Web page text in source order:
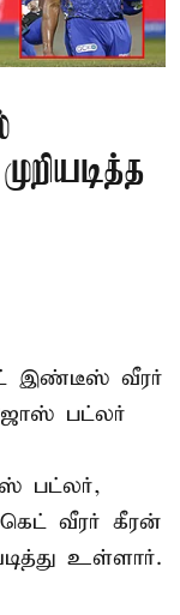
இண்டீஸ் வீரர்
பட்லர்
பட்லர்,
வீரர் கீரன்
உள்ளார்.